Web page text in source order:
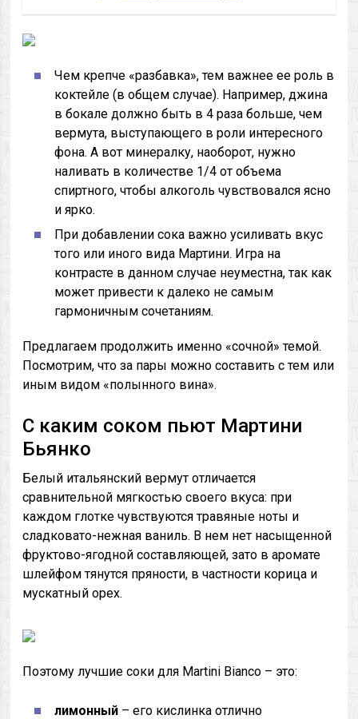
Чем крепче «разбавка», тем важнее ее роль в
коктейле (в общем случае). Например, джина
в бокале должно быть в 4 раза больше, чем
вермута, выступающего в роли интересного
фона. А вот минералку, наоборот, нужно
наливать в количестве 1/4 от объема
спиртного, чтобы алкоголь чувствовался ясно
и ярко.
При добавлении сока важно усиливать вкус
того или иного вида Мартини. Игра на
контрасте в данном случае неуместна, так как
может привести к далеко не самым
гармоничным сочетаниям.
Предлагаем продолжить именно «сочной» темой.
Посмотрим, что за пары можно составить с тем или
иным видом «полынного вина».
С каким соком пьют Мартини
Бьянко
Белый итальянский вермут отличается
сравнительной мягкостью своего вкуса: при
каждом глотке чувствуются травяные ноты и
сладковато-нежная ваниль. В нем нет насыщенной
фруктово-ягодной составляющей, зато в аромате
шлейфом тянутся пряности, в частности корица и
мускатный орех.
Поэтому лучшие соки для Martini Bianco – это:
лимонный – его кислинка отлично